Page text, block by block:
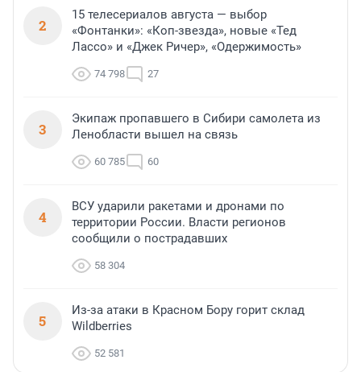
2
15 телесериалов августа — выбор
«Фонтанки»: «Коп-звезда», новые «Тед
Лассо» и «Джек Ричер», «Одержимость»
74 798 27
3
Экипаж пропавшего в Сибири самолета из
Ленобласти вышел на связь
60 785 60
4
ВСУ ударили ракетами и дронами по
территории России. Власти регионов
сообщили о пострадавших
58 304
5
Из-за атаки в Красном Бору горит склад
Wildberries
52 581